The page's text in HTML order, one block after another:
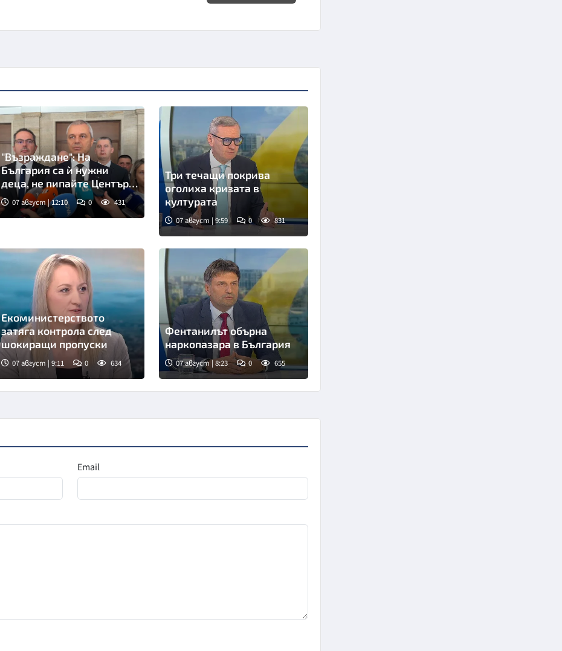
"Възраждане": На
България са ѝ нужни
деца, не пипайте Центъра
за асистирана
репродукция
07 август | 12:10 0 431
Снимка: БНТ
Три течащи покрива
оголиха кризата в
културата
07 август | 9:59 0 831
Снимка: бТВ
Екоминистерството
затяга контрола след
шокиращи пропуски
07 август | 9:11 0 634
Снимка: БНТ
Фентанилът обърна
наркопазара в България
07 август | 8:23 0 655
Email